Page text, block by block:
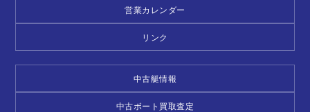
営業カレンダー
リンク
中古艇情報
中古ボート買取査定